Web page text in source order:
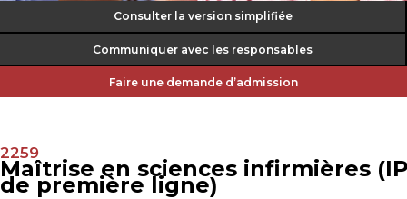
Consulter la version simplifiée
Communiquer avec les responsables
Faire une demande d’admission
2259
Maîtrise en sciences infirmières
de première ligne)